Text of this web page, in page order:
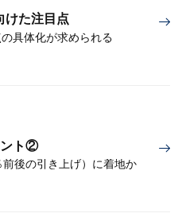
けた注目点
具体化が求められる
ント②
後の引き上げ）に着地か